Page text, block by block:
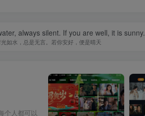
always silent. If you are well, it is sunny.
光如水，总是无言。若你安好，便是晴天
个人都可以